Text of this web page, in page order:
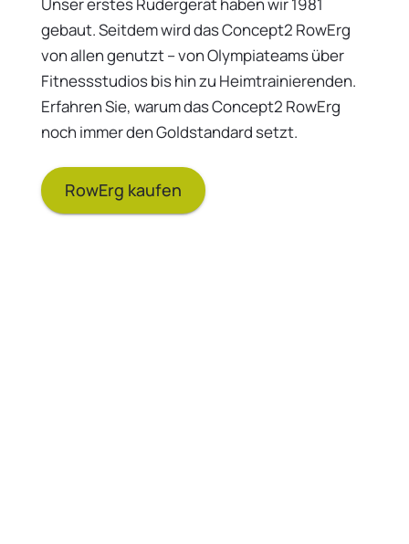
gebaut. Seitdem wird das Concept2 RowErg
von allen genutzt – von Olympiateams über
Fitnessstudios bis hin zu Heimtrainierenden.
Erfahren Sie, warum das Concept2 RowErg
noch immer den Goldstandard setzt.
RowErg kaufen